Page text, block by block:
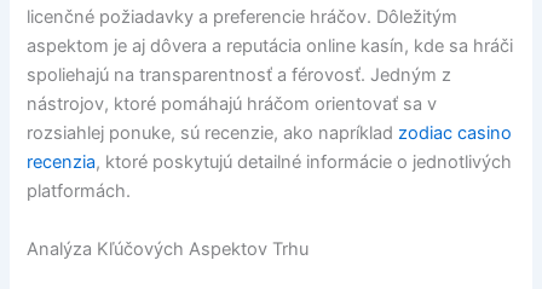
licenčné požiadavky a preferencie hráčov. Dôležitým
aspektom je aj dôvera a reputácia online kasín, kde sa hráči
spoliehajú na transparentnosť a férovosť. Jedným z
nástrojov, ktoré pomáhajú hráčom orientovať sa v
rozsiahlej ponuke, sú recenzie, ako napríkladzodiac casino
recenzia, ktoré poskytujú detailné informácie o jednotlivých
platformách.
Analýza Kľúčových Aspektov Trhu